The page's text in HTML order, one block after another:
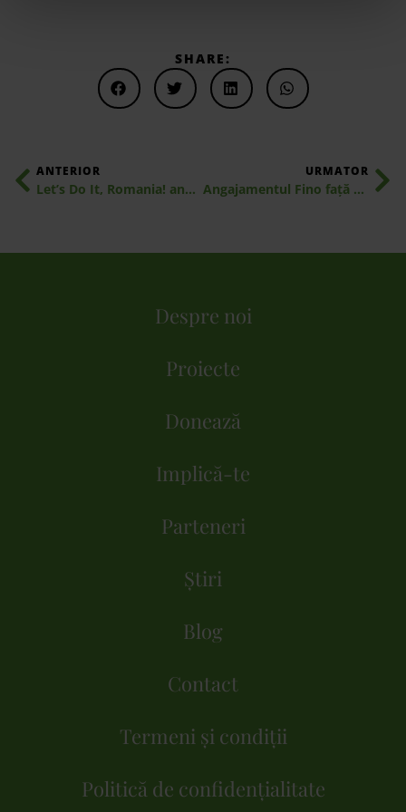
SHARE:
ANTERIOR
Let’s Do It, Romania! anunță Ziua de Curățenie Națională pe 16 septembrie alături de 191 de țări: peste 15 milioane de voluntari sunt așteptați la curățenie în întreaga lume
URMATOR
Angajamentul Fino față de Sustenabilitate: O Călătorie către un Viitor Mai Verde
Despre noi
Proiecte
Donează
Implică-te
Parteneri
Știri
Blog
Contact
Termeni și condiții
Politică de confidențialitate